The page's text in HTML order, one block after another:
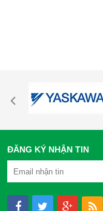
ĐĂNG KÝ NHẬN TIN